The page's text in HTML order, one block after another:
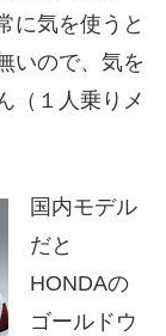
に気を使うと
いので、気を
（１人乗りメ
国内モデル
だと
HONDAの
ゴールドウ